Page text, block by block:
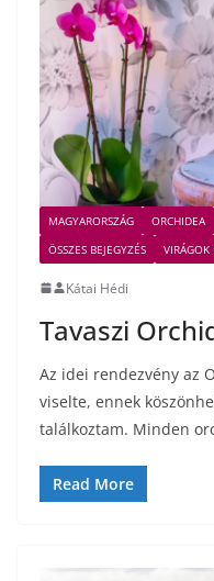
MAGYARORSZÁG ORCHIDEA
ÖSSZES BEJEGYZÉS
VIRÁGOK
Kátai Hédi
Tavaszi
Az idei rendezvény az
viselte, ennek
találkoztam. Minden
Read More